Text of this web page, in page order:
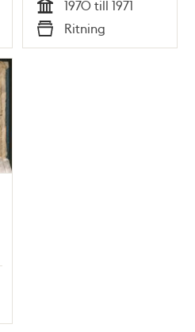
Tid
1970 till 1971
Typ
Ritning